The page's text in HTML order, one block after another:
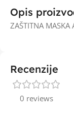
Opis
ZAŠTITNA MASKA
Recenzije
0 reviews